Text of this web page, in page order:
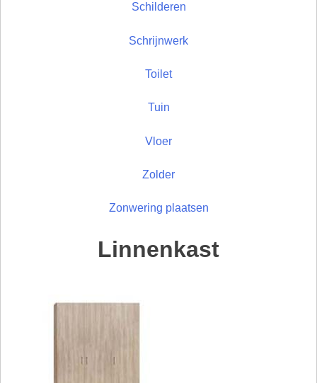
Schilderen
Schrijnwerk
Toilet
Tuin
Vloer
Zolder
Zonwering plaatsen
Linnenkast